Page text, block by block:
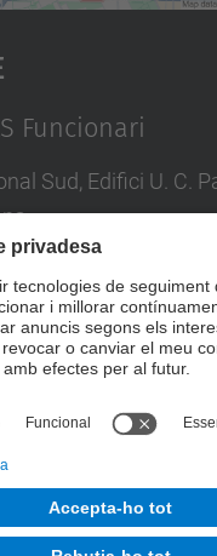
Accepta
by
Funcionari
Sud, Edifici U. C.
Funcionari